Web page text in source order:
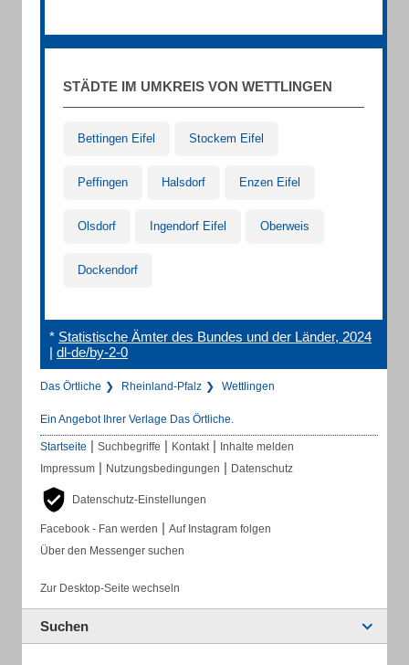
STÄDTE IM UMKREIS VON WETTLINGEN
Bettingen Eifel Stockem Eifel
Peffingen Halsdorf Enzen Eifel
Olsdorf Ingendorf Eifel Oberweis
Dockendorf
* Statistische Ämter des Bundes und der Länder, 2024
| dl-de/by-2-0
Das Örtliche Rheinland-Pfalz Wettlingen
Ein Angebot Ihrer Verlage Das Örtliche.
Startseite | Suchbegriffe | Kontakt | Inhalte melden
Impressum | Nutzungsbedingungen | Datenschutz
Datenschutz-Einstellungen
Facebook - Fan werden | Auf Instagram folgen
Über den Messenger suchen
Zur Desktop-Seite wechseln
Suchen